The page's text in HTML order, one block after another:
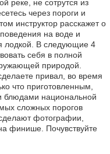
реке, не сотрутся из
через пороги и
инструктор расскажет о
на воде и
лодкой. В следующие 4
себя в полной
природой.
привал, во время
что приготовленным,
национальной
сложных порогов
фотографии,
финише. Почувствуйте